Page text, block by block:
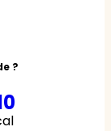
?